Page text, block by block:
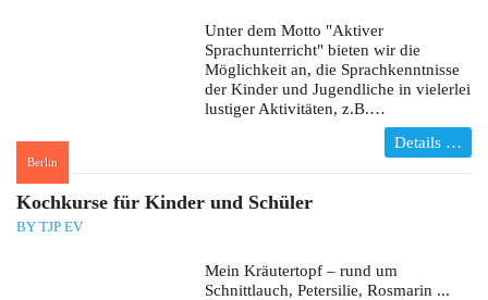
Berlin
Unter dem Motto "Aktiver
Sprachunterricht" bieten wir die
Möglichkeit an, die Sprachkenntnisse
der Kinder und Jugendliche in vielerlei
lustiger Aktivitäten, z.B.…
Details …
Kochkurse für Kinder und Schüler
BY TJP EV
Mein Kräutertopf – rund um
Schnittlauch, Petersilie, Rosmarin ...